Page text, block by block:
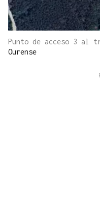
Punto de acceso 3 al
Ourense